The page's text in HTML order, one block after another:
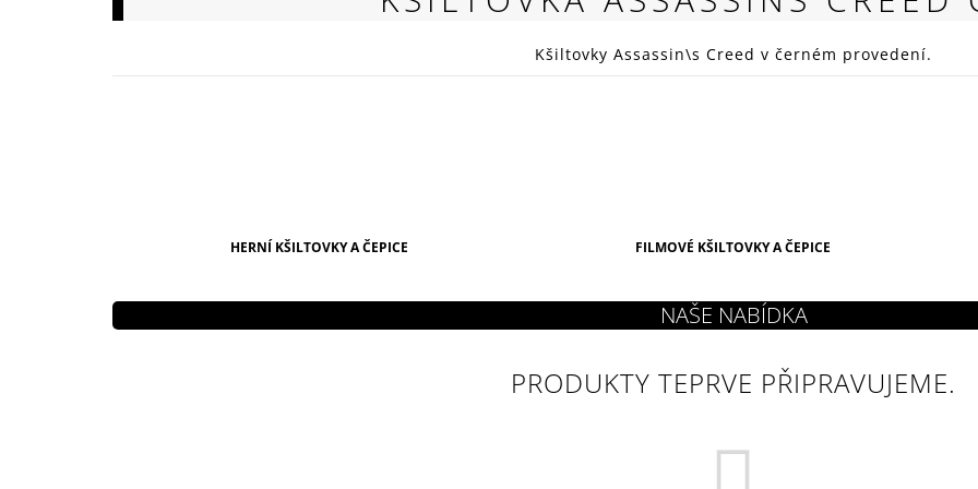
Kšiltovky Assassin\s Creed v černém provedení.
HERNÍ KŠILTOVKY A ČEPICE FILMOVÉ KŠILTOVKY A ČEPICE
PRODUKTY TEPRVE PŘIPRAVUJEME.